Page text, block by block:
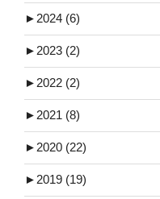
► 2024 (6)
► 2023 (2)
► 2022 (2)
► 2021 (8)
► 2020 (22)
► 2019 (19)